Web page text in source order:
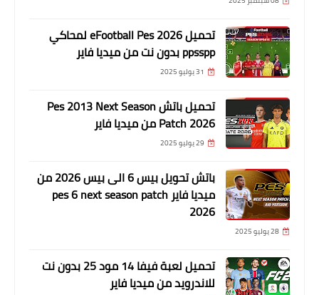
تحميل eFootball Pes 2026 لمحاكي
ppsspp بدون نت من ميديا فاير
31 يوليو 2025
تحميل باتش Pes 2013 Next Season
Patch 2026 من ميديا فاير
29 يوليو 2025
باتش تحويل بيس 6 الى بيس 2026 من
ميديا فاير pes 6 next season patch
2026
28 يوليو 2025
تحميل لعبة فيفا 14 مود 25 بدون نت
للاندرويد من ميديا فاير